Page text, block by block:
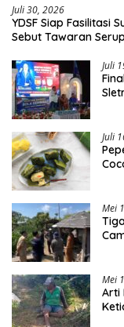
Juli 30, 2026
YDSF Siap Fasilitasi
Sebut Tawaran
Juli
Juli
Mei
Mei
Arti